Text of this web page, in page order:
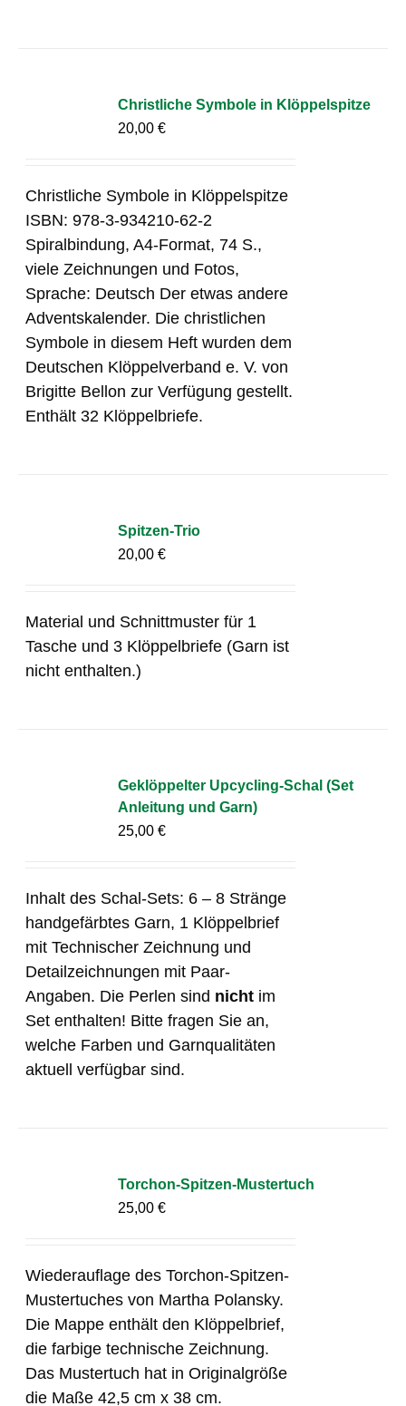
Christliche Symbole in Klöppelspitze
20,00€
Christliche Symbole in Klöppelspitze
ISBN: 978-3-934210-62-2
Spiralbindung, A4-Format, 74 S.,
viele Zeichnungen und Fotos,
Sprache: Deutsch Der etwas andere
Adventskalender. Die christlichen
Symbole in diesem Heft wurden dem
Deutschen Klöppelverband e. V. von
Brigitte Bellon zur Verfügung gestellt.
Enthält 32 Klöppelbriefe.
Spitzen-Trio
20,00€
Material und Schnittmuster für 1
Tasche und 3 Klöppelbriefe (Garn ist
nicht enthalten.)
Geklöppelter Upcycling-Schal (Set
Anleitung und Garn)
25,00€
Inhalt des Schal-Sets: 6 – 8 Stränge
handgefärbtes Garn, 1 Klöppelbrief
mit Technischer Zeichnung und
Detailzeichnungen mit Paar-
Angaben. Die Perlen sind nicht im
Set enthalten! Bitte fragen Sie an,
welche Farben und Garnqualitäten
aktuell verfügbar sind.
Torchon-Spitzen-Mustertuch
25,00€
Wiederauflage des Torchon-Spitzen-
Mustertuches von Martha Polansky.
Die Mappe enthält den Klöppelbrief,
die farbige technische Zeichnung.
Das Mustertuch hat in Originalgröße
die Maße 42,5 cm x 38 cm.